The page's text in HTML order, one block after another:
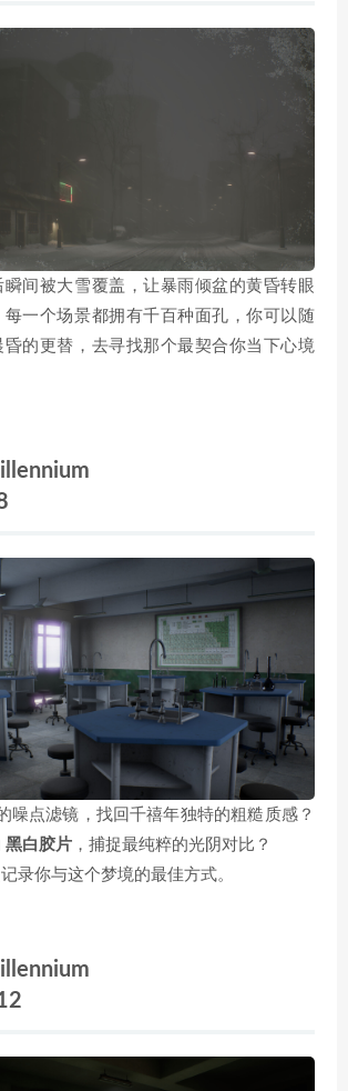
间被大雪覆盖，让暴雨倾盆的黄昏转眼
一个场景都拥有千百种面孔，你可以随
的更替，去寻找那个最契合你当下心境
噪点滤镜，找回千禧年独特的粗糙质感？
黑白胶片 ，捕捉最纯粹的光阴对比？
录你与这个梦境的最佳方式。